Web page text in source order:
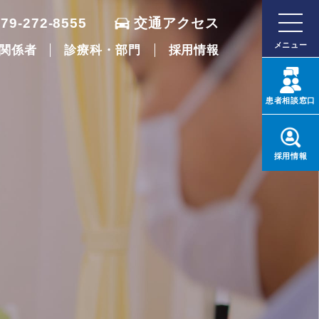
272-8555 交通アクセス
係者 診療科・部門 採用情報 メニュー
患者相談窓口
採用情報